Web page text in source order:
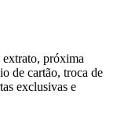
próxima
de cartão, troca de
exclusivas e